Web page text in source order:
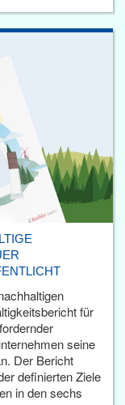
für
seine
Der Bericht
definierten Ziele
in den sechs